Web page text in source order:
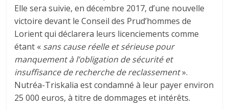
Elle sera suivie, en décembre 2017, d’une nouvelle
victoire devant le Conseil des Prud’hommes de
Lorient qui déclarera leurs licenciements comme
étant « sans cause réelle et sérieuse pour
manquement à l’obligation de sécurité et
insuffisance de recherche de reclassement».
Nutréa-Triskalia est condamné à leur payer environ
25 000 euros, à titre de dommages et intérêts.